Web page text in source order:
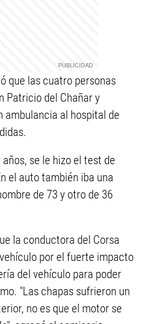
que las cuatro personas
Patricio del Chañar y
ambulancia al hospital de
se le hizo el test de
el auto también iba una
de 73 y otro de 36
la conductora del Corsa
por el fuerte impacto
del vehículo para poder
"Las chapas sufrieron un
no es que el motor se